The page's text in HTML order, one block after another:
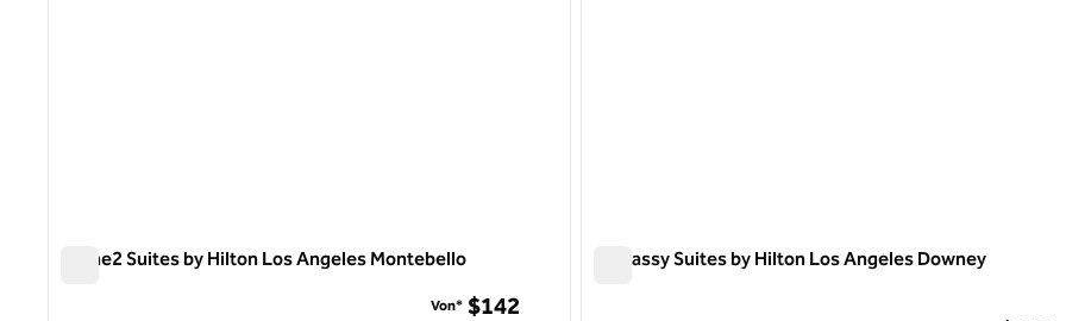
Home2 Suites by Hilton Los Angeles Montebello
Von* $142
Embassy Suites by Hilton Los Angeles Downey